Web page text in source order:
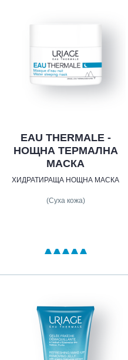
EAU THERMALE -
НОЩНА ТЕРМАЛНА
МАСКА
ХИДРАТИРАЩА НОЩНА МАСКА
(Суха кожа)